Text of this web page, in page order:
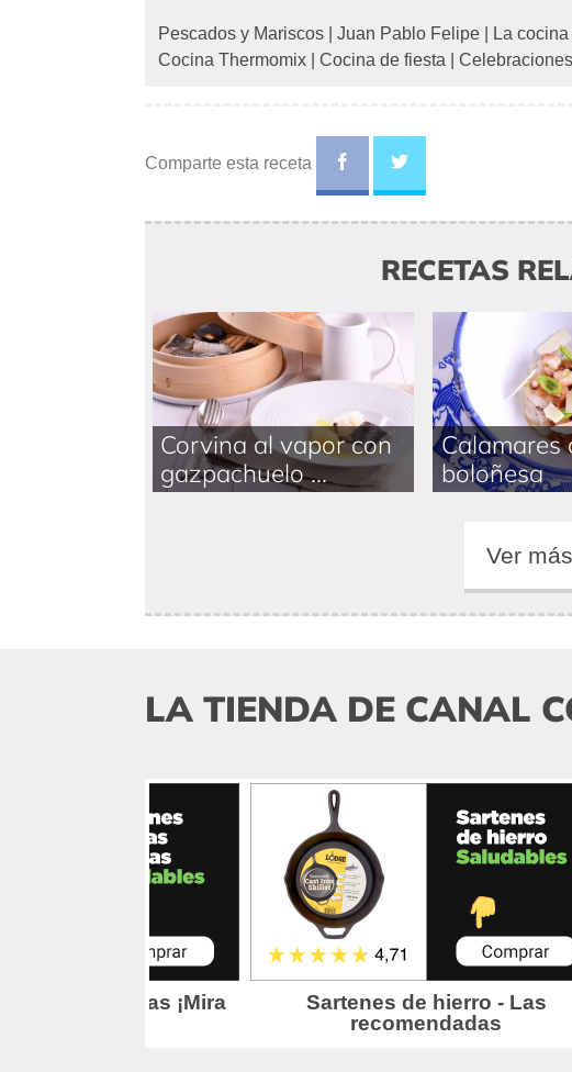
Pescados y Mariscos Juan Pablo Felipe La
Cocina Thermomix
Cocina de fiesta Celebraciones
Comparte esta receta
RECETAS
Corvina al vapor con
gazpachuelo ...
Calamares
boloñesa
Ver
LA TIENDA DE CANAL